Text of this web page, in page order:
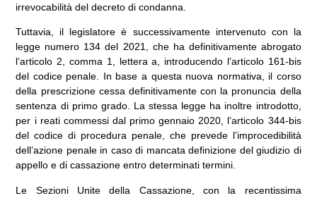
irrevocabilità del decreto di condanna.
Tuttavia, il legislatore è successivamente intervenuto con la
legge numero 134 del 2021, che ha definitivamente abrogato
l’articolo 2, comma 1, lettera a, introducendo l’articolo 161-bis
del codice penale. In base a questa nuova normativa, il corso
della prescrizione cessa definitivamente con la pronuncia della
sentenza di primo grado. La stessa legge ha inoltre introdotto,
per i reati commessi dal primo gennaio 2020, l’articolo 344-bis
del codice di procedura penale, che prevede l’improcedibilità
dell’azione penale in caso di mancata definizione del giudizio di
appello e di cassazione entro determinati termini.
Le Sezioni Unite della Cassazione, con la recentissima